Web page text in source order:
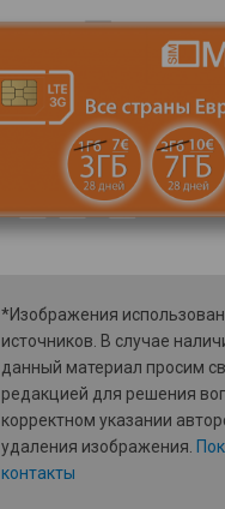
*Изображения
источников. В случае
данный материал просим
редакцией для решения
корректном указании
удаления изображения.
контакты